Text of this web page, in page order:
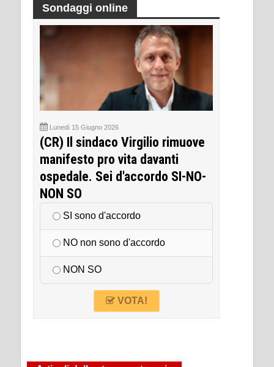
Sondaggi online
Lunedì 15 Giugno 2026
(CR) Il sindaco Virgilio rimuove
manifesto pro vita davanti
ospedale. Sei d'accordo SI-NO-
NON SO
SI sono d'accordo
NO non sono d'accordo
NON SO
VOTA!